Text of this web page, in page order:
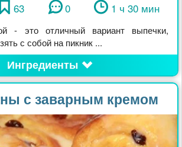
63 0 1 ч 30 мин
- это отличный вариант выпечки,
с собой на пикник ...
Ингредиенты
с заварным кремом